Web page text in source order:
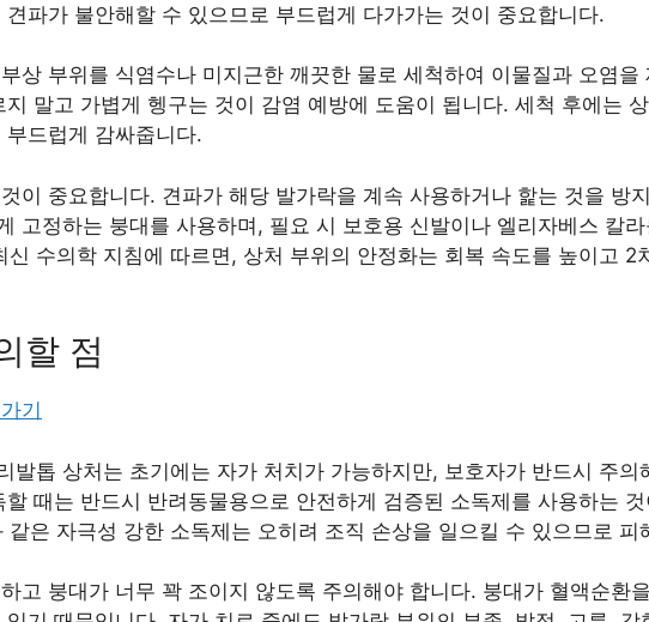
파가 불안해할 수 있으므로 부드럽게 다가가는 것이 중요합니다.
상 부위를 식염수나 미지근한 깨끗한 물로 세척하여 이물질과 오염을
말고 가볍게 헹구는 것이 감염 예방에 도움이 됩니다. 세척 후에는
드럽게 감싸줍니다.
이 중요합니다. 견파가 해당 발가락을 계속 사용하거나 핥는 것을 방
고정하는 붕대를 사용하며, 필요 시 보호용 신발이나 엘리자베스 칼
수의학 지침에 따르면, 상처 부위의 안정화는 회복 속도를 높이고 2
할 점
기
발톱 상처는 초기에는 자가 처치가 가능하지만, 보호자가 반드시 주의
때는 반드시 반려동물용으로 안전하게 검증된 소독제를 사용하는
은 자극성 강한 소독제는 오히려 조직 손상을 일으킬 수 있으므로 피
고 붕대가 너무 꽉 조이지 않도록 주의해야 합니다. 붕대가 혈액순환